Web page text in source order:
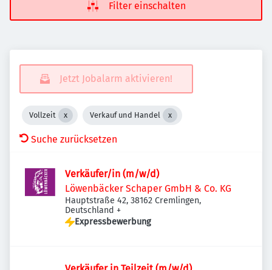
Filter einschalten
Jetzt Jobalarm aktivieren!
Vollzeit Verkauf und Handel
Suche zurücksetzen
Verkäufer/in (m/w/d)
Löwenbäcker Schaper GmbH & Co. KG
Hauptstraße 42, 38162 Cremlingen,
Deutschland +
Expressbewerbung